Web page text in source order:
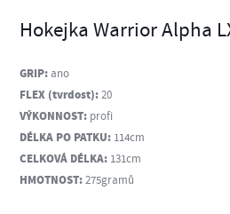
Hokejka Warrior Alpha
GRIP: ano
FLEX (tvrdost):20
VÝKONNOST: profi
DÉLKA PO PATKU: 114cm
CELKOVÁ DÉLKA: 131cm
HMOTNOST:275gramů